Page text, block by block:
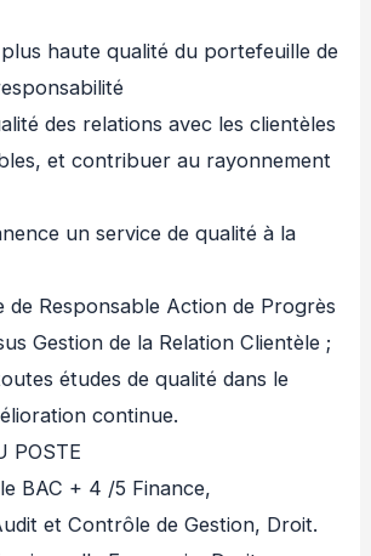
plus haute qualité du portefeuille de
des relations avec les clientèles
et contribuer au rayonnement
un service de qualité à la
de Responsable Action de Progrès
Gestion de la Relation Clientèle ;
études de qualité dans le
continue.
POSTE
BAC + 4 /5 Finance,
et Contrôle de Gestion, Droit.